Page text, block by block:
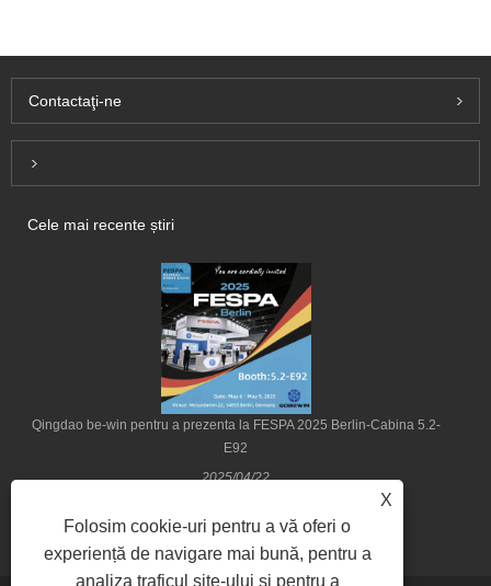
Contactaţi-ne
Inquiry For Pricelist
Cele mai recente știri
Qingdao be-win pentru a prezenta la FESPA 2025 Berlin-Cabina 5.2-
E92
2025/04/22
X
Folosim cookie-uri pentru a vă oferi o
experiență de navigare mai bună, pentru a
analiza traficul site-ului și pentru a